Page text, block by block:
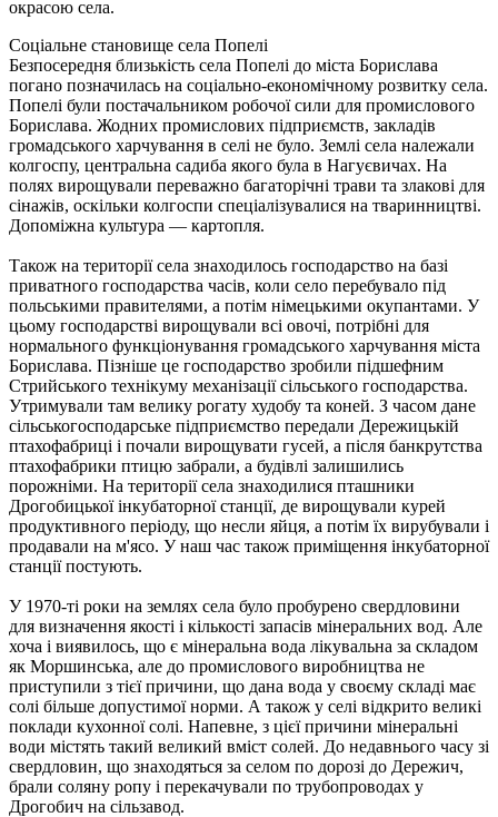
окрасою села.
Соціальне становище села Попелі
Безпосередня близькість села Попелі до міста Борислава
погано позначилась на соціально-економічному розвитку села.
Попелі були постачальником робочої сили для промислового
Борислава. Жодних промислових підприємств, закладів
громадського харчування в селі не було. Землі села належали
колгоспу, центральна садиба якого була в Нагуєвичах. На
полях вирощували переважно багаторічні трави та злакові для
сінажів, оскільки колгоспи спеціалізувалися на тваринництві.
Допоміжна культура — картопля.
Також на території села знаходилось господарство на базі
приватного господарства часів, коли село перебувало під
польськими правителями, а потім німецькими окупантами. У
цьому господарстві вирощували всі овочі, потрібні для
нормального функціонування громадського харчування міста
Борислава. Пізніше це господарство зробили підшефним
Стрийського технікуму механізації сільського господарства.
Утримували там велику рогату худобу та коней. З часом дане
сільськогосподарське підприємство передали Дережицькій
птахофабриці і почали вирощувати гусей, а після банкрутства
птахофабрики птицю забрали, а будівлі залишились
порожніми. На території села знаходилися пташники
Дрогобицької інкубаторної станції, де вирощували курей
продуктивного періоду, що несли яйця, а потім їх вирубували і
продавали на м'ясо. У наш час також приміщення інкубаторної
станції постують.
У 1970-ті роки на землях села було пробурено свердловини
для визначення якості і кількості запасів мінеральних вод. Але
хоча і виявилось, що є мінеральна вода лікувальна за складом
як Моршинська, але до промислового виробництва не
приступили з тієї причини, що дана вода у своєму складі має
солі більше допустимої норми. А також у селі відкрито великі
поклади кухонної солі. Напевне, з цієї причини мінеральні
води містять такий великий вміст солей. До недавнього часу зі
свердловин, що знаходяться за селом по дорозі до Дережич,
брали соляну ропу і перекачували по трубопроводах у
Дрогобич на сільзавод.